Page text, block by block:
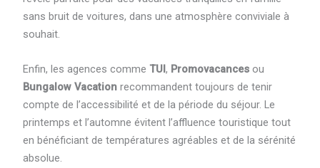
sans bruit de voitures, dans une atmosphère conviviale à
souhait.
Enfin, les agences comme TUI, Promovacancesou
Bungalow Vacationrecommandent toujours de tenir
compte de l’accessibilité et de la période du séjour. Le
printemps et l’automne évitent l’affluence touristique tout
en bénéficiant de températures agréables et de la sérénité
absolue.